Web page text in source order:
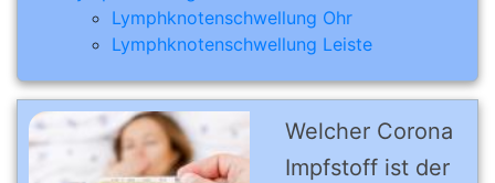
Lymphknotenschwellung Ohr
Lymphknotenschwellung Leiste
Welcher Corona
Impfstoff ist der